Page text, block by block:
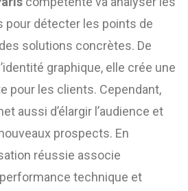
pour détecter les points de
solutions concrètes. De
graphique, elle crée une
pour les clients. Cependant,
aussi d’élargir l’audience et
prospects. En
réussie associe
technique et